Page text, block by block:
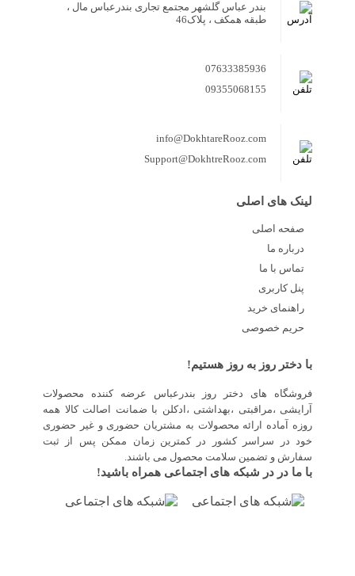
بندر عباس گلشهر مجتمع تجاری بندرعباس مال ،
طبقه همکف ، پلاک46
07633385936
09355068155
info@DokhtareRooz.com
Support@DokhtreRooz.com
لینک های اصلی
صفحه اصلی
درباره ما
تماس با ما
پنل کاربری
راهنمای خرید
حریم خصوصی
با دختر روز به روز هستیم!
فروشگاه های دختر روز بندرعباس عرضه کننده محصولات
آرایشی ،مراقبتی ،بهداشتی ،ادکلن با ضمانت اصالت کالا همه
روزه آماده ارائه محصولات به مشتریان حضوری و غیر حضوری
خود در سراسر کشور در کمترین زمان ممکن پس از ثبت
سفارش و تضمین سلامت محصول می باشند.
با ما در در شبکه های اجتماعی همراه باشید!